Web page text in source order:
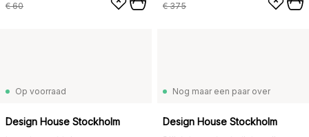
€ 60 € 375
Op voorraad
Design House Stockholm
Nog maar een paar over
Design House Stockholm